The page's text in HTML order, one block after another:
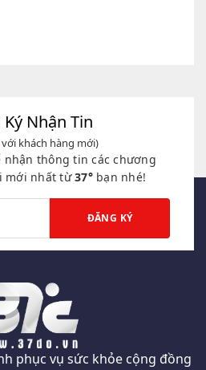
Nhận Tin
với khách hàng mới)
nhận thông tin các chương
mới nhất từ37°bạn nhé!
phục vụ sức khỏe cộng đồng